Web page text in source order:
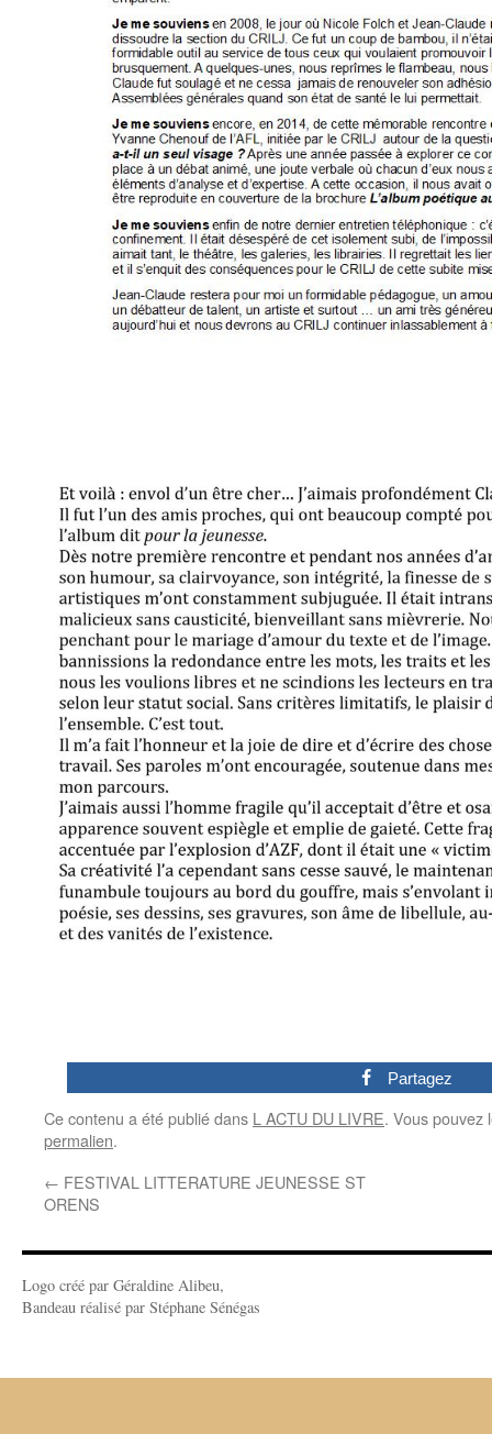
Partagez
Ce contenu a été publié dans L ACTU DU LIVRE. Vous
permalien.
← FESTIVAL LITTERATURE JEUNESSE ST
ORENS
Logo créé par Géraldine Alibeu,
Bandeau réalisé par Stéphane Sénégas